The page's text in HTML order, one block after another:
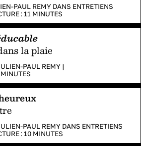
PAUL REMY DANS ENTRETIENS
: 11 MINUTES
la plaie
PAUL REMY |
MINUTES
PAUL REMY DANS ENTRETIENS
: 10 MINUTES